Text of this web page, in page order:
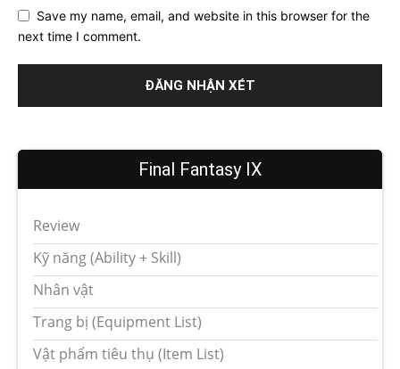
Save my name, email, and website in this browser for the
next time I comment.
Final Fantasy IX
Review
Kỹ năng (Ability + Skill)
Nhân vật
Trang bị (Equipment List)
Vật phẩm tiêu thụ (Item List)